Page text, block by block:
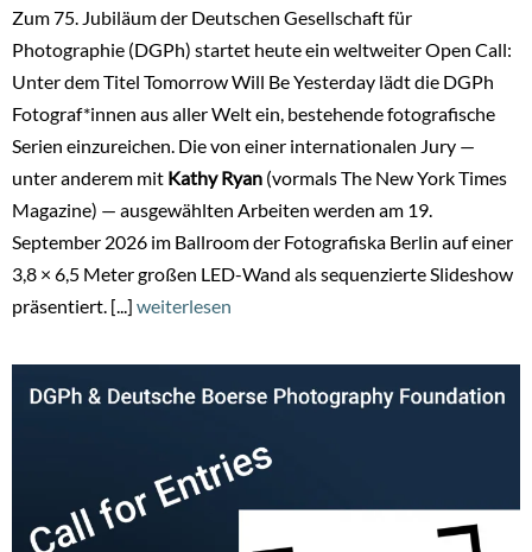
Zum 75. Jubiläum der Deutschen Gesellschaft für
Photographie (DGPh) startet heute ein weltweiter Open Call:
Unter dem Titel Tomorrow Will Be Yesterday lädt die DGPh
Fotograf*innen aus aller Welt ein, bestehende fotografische
Serien einzureichen. Die von einer internationalen Jury —
unter anderem mit Kathy Ryan (vormals The New York Times
Magazine) — ausgewählten Arbeiten werden am 19.
September 2026 im Ballroom der Fotografiska Berlin auf einer
3,8 × 6,5 Meter großen LED-Wand als sequenzierte Slideshow
präsentiert. [...] weiterlesen